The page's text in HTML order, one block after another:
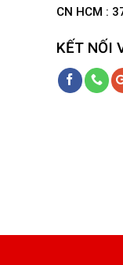
CN HCM :
KẾT NỐI